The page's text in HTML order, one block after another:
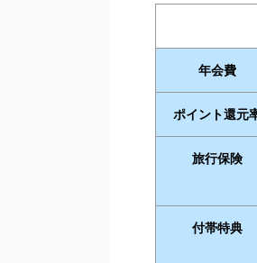
年会費
ポイント還元
旅行保険
付帯特典